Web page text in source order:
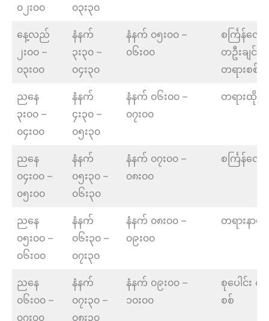
၀၂း၀၀
၀၃း၃၀
နေ့လည်
၂း၀၀ –
၀၃း၀၀
နံနက်
၃း၃၀ –
၀၄း၃၀
နံနက် ၀၅း၀၀ –
၀၆း၀၀
စင်္ကြန်လျှ
တဦးချင်း
တရားစစ်
ညနေ
၃း၀၀ –
၀၄း၀၀
နံနက်
၄း၃၀ –
၀၅း၃၀
နံနက် ၀၆း၀၀ –
၀၇း၀၀
တရားထိုင်
ညနေ
၀၄း၀၀ –
၀၅း၀၀
နံနက်
၀၅း၃၀ –
၀၆း၃၀
နံနက် ၀၇း၀၀ –
၀၈း၀၀
စင်္ကြန်လျှ
ညနေ
၀၅း၀၀ –
၀၆း၀၀
နံနက်
၀၆း၃၀ –
၀၇း၃၀
နံနက် ၀၈း၀၀ –
၀၉း၀၀
တရားနာယူ
ညနေ
၀၆း၀၀ –
၀၇း၀၀
နံနက်
၀၇း၃၀ –
၀၈း၃၀
နံနက် ၀၉း၀၀ –
၁၀း၀၀
စုပေါင်း တ
စစ်